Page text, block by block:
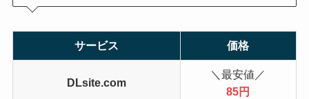
サービス 価格
DLsite.com
＼最安値／
85円